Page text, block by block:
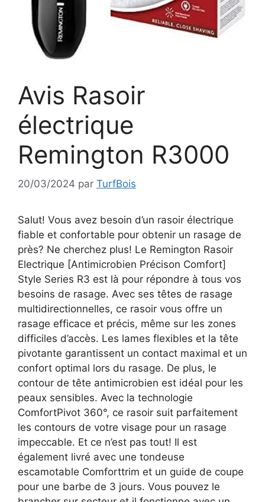
Avis Rasoir
électrique
Remington R3000
20/03/2024 par TurfBois
Salut! Vous avez besoin d’un rasoir électrique
fiable et confortable pour obtenir un rasage de
près? Ne cherchez plus! Le Remington Rasoir
Electrique [Antimicrobien Précison Comfort]
Style Series R3 est là pour répondre à tous vos
besoins de rasage. Avec ses têtes de rasage
multidirectionnelles, ce rasoir vous offre un
rasage efficace et précis, même sur les zones
difficiles d’accès. Les lames flexibles et la tête
pivotante garantissent un contact maximal et un
confort optimal lors du rasage. De plus, le
contour de tête antimicrobien est idéal pour les
peaux sensibles. Avec la technologie
ComfortPivot 360°, ce rasoir suit parfaitement
les contours de votre visage pour un rasage
impeccable. Et ce n’est pas tout! Il est
également livré avec une tondeuse
escamotable Comforttrim et un guide de coupe
pour une barbe de 3 jours. Vous pouvez le